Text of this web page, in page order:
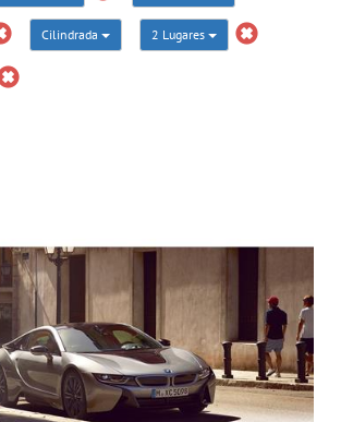
Cilindrada 2 Lugares